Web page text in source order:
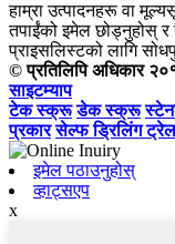
हाम्रा उत्पादनहरू वा
तपाईंको इमेल छोड्नुहोस् र
प्राइसलिस्टको लागि
© प्रतिलिपि अधिकार
साइटम्याप
टेक स्क्रू डेक स्क्रू
प्रकार सेल्फ ड्रिलिंग
इमेल पठाउनुहोस्
व्हाट्सएप
x